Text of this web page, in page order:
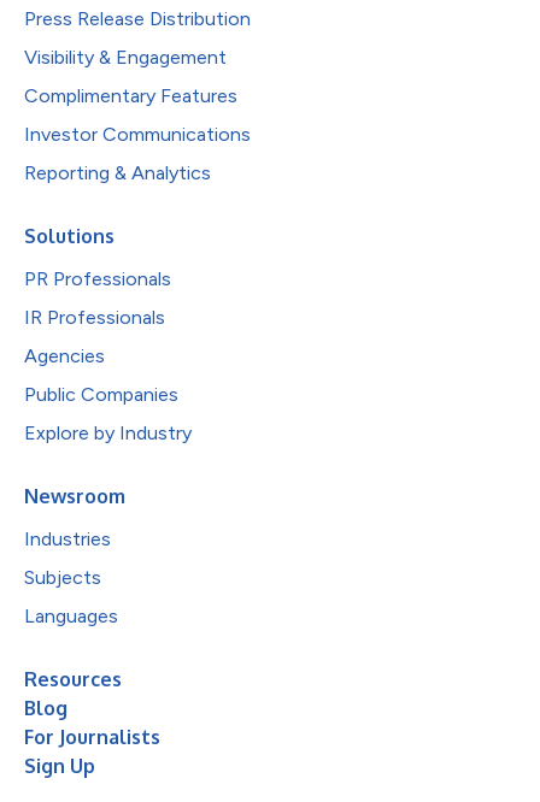
Press Release Distribution
Visibility & Engagement
Complimentary Features
Investor Communications
Reporting & Analytics
Solutions
PR Professionals
IR Professionals
Agencies
Public Companies
Explore by Industry
Newsroom
Industries
Subjects
Languages
Resources
Blog
For Journalists
Sign Up